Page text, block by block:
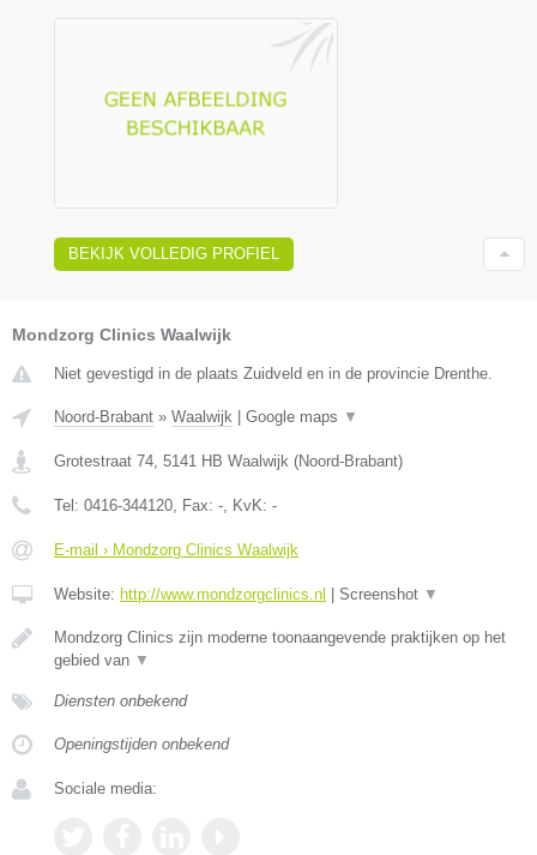
BEKIJK VOLLEDIG PROFIEL
Mondzorg Clinics Waalwijk
Niet gevestigd in de plaats Zuidveld en in de provincie Drenthe.
Noord-Brabant » Waalwijk Google maps ▼
Grotestraat 74, 5141 HB Waalwijk (Noord-Brabant)
Tel: 0416-344120, Fax: -, KvK: -
E-mail › Mondzorg Clinics Waalwijk
Website: http://www.mondzorgclinics.nl Screenshot ▼
Mondzorg Clinics zijn moderne toonaangevende praktijken op het
gebied van ▼
Diensten onbekend
Openingstijden onbekend
Sociale media: